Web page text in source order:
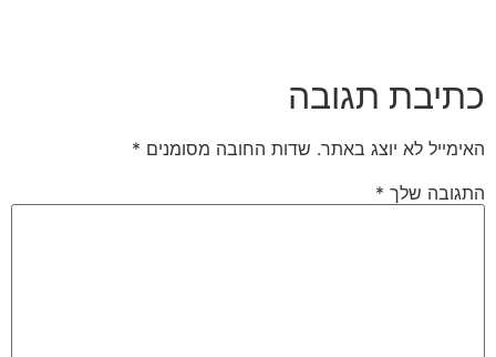
כתיבת תגובה
האימייל לא יוצג באתר. שדות החובה מסומנים *
התגובה שלך *